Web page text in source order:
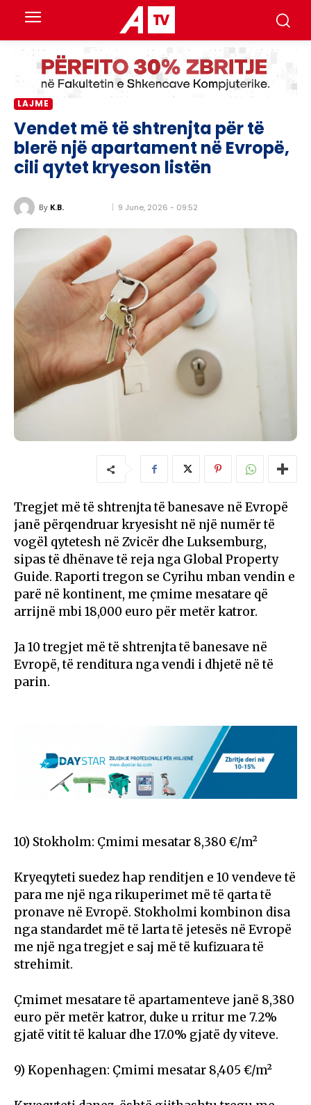
LAJME
Vendet më të shtrenjta për të
blerë një apartament në Evropë,
cili qytet kryeson listën
By K.B. 9 June, 2026 - 09:52
Tregjet më të shtrenjta të banesave në Evropë
janë përqendruar kryesisht në një numër të
vogël qytetesh në Zvicër dhe Luksemburg,
sipas të dhënave të reja nga Global Property
Guide. Raporti tregon se Cyrihu mban vendin e
parë në kontinent, me çmime mesatare që
arrijnë mbi 18,000 euro për metër katror.
Ja 10 tregjet më të shtrenjta të banesave në
Evropë, të renditura nga vendi i dhjetë në të
parin.
10) Stokholm: Çmimi mesatar 8,380 €/m²
Kryeqyteti suedez hap renditjen e 10 vendeve të
para me një nga rikuperimet më të qarta të
pronave në Evropë. Stokholmi kombinon disa
nga standardet më të larta të jetesës në Evropë
me një nga tregjet e saj më të kufizuara të
strehimit.
Çmimet mesatare të apartamenteve janë 8,380
euro për metër katror, duke u rritur me 7.2%
gjatë vitit të kaluar dhe 17.0% gjatë dy viteve.
9) Kopenhagen: Çmimi mesatar 8,405 €/m²